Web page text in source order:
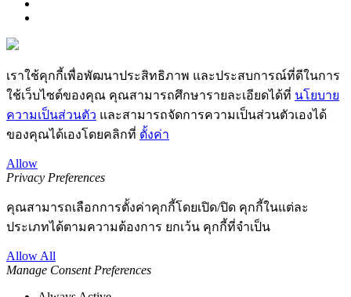
เราใช้คุกกี้เพื่อพัฒนาประสิทธิภาพ และประสบการณ์ที่ดีในการ
ใช้เว็บไซต์ของคุณ คุณสามารถศึกษารายละเอียดได้ที่ นโยบาย
ความเป็นส่วนตัว และสามารถจัดการความเป็นส่วนตัวเองได้
ของคุณได้เองโดยคลิกที่ ตั้งค่า
Allow
Privacy Preferences
คุณสามารถเลือกการตั้งค่าคุกกี้โดยเปิด/ปิด คุกกี้ในแต่ละ
ประเภทได้ตามความต้องการ ยกเว้น คุกกี้ที่จำเป็น
Allow All
Manage Consent Preferences